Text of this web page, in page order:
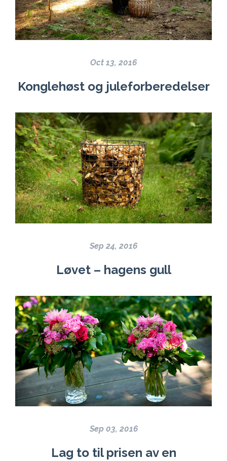
Oct 13, 2016
Konglehøst og juleforberedelser
Sep 24, 2016
Løvet – hagens gull
Sep 03, 2016
Lag to til prisen av en